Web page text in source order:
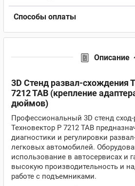
Способы оплаты
Описание
3D Стенд развал-схождения
7212 TAB (крепление
дюймов)
Профессиональный 3D стенд сход-
Техновектор P 7212 TAB
диагностики и регулировки
легковых автомобилей.
использование в автосервисах и
высокую производительность и
работе с подъемниками.